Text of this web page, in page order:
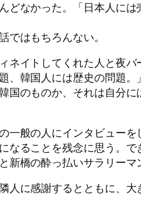
どなかった。「日本人に
ではもちろんない。
ネイトしてくれた人と夜
、韓国人には歴史の問題
国のものか、それは自分
一般の人にインタビュー
なることを残念に思う。
新橋の酔っ払いサラリーマ
人に感謝するとともに、